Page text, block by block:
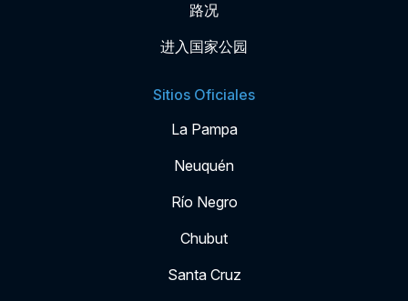
路况
进入国家公园
Sitios Oficiales
La Pampa
Neuquén
Río Negro
Chubut
Santa Cruz